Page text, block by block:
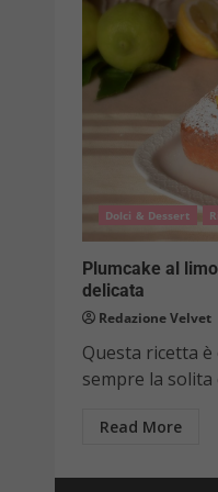
Dolci & Dessert
Plumcake al
delicata
Redazione Velvet
Questa ricetta
sempre la solita
Read More